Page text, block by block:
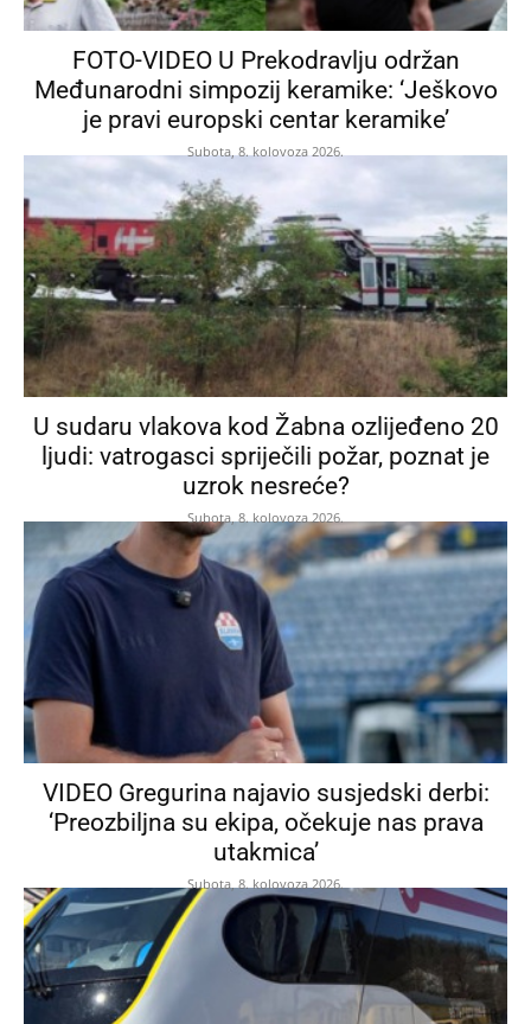
FOTO-VIDEO U Prekodravlju održan
Međunarodni simpozij keramike: ‘Ješkovo
je pravi europski centar keramike’
Subota, 8. kolovoza 2026.
U sudaru vlakova kod Žabna ozlijeđeno 20
ljudi: vatrogasci spriječili požar, poznat je
uzrok nesreće?
Subota, 8. kolovoza 2026.
VIDEO Gregurina najavio susjedski derbi:
‘Preozbiljna su ekipa, očekuje nas prava
utakmica’
Subota, 8. kolovoza 2026.